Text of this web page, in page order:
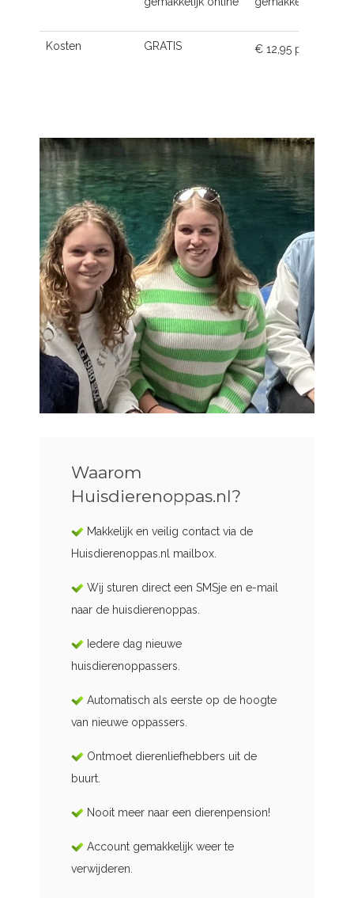
Kosten GRATIS € 12,95 p.m.
Waarom
Huisdierenoppas.nl?
Makkelijk en veilig contact via de
Huisdierenoppas.nl mailbox.
Wij sturen direct een SMSje en e-mail
naar de huisdierenoppas.
Iedere dag nieuwe
huisdierenoppassers.
Automatisch als eerste op de hoogte
van nieuwe oppassers.
Ontmoet dierenliefhebbers uit de
buurt.
Nooit meer naar een dierenpension!
Account gemakkelijk weer te
verwijderen.